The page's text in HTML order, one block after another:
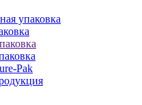
упаковка
Pak